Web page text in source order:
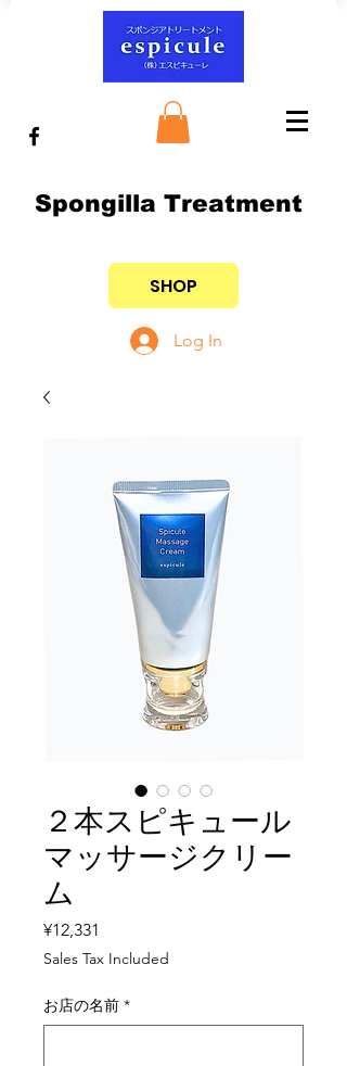
Spongilla Treatment
SHOP
Log In
２本スピキュール
マッサージクリー
ム
¥12,331
Sales Tax Included
お店の名前 *